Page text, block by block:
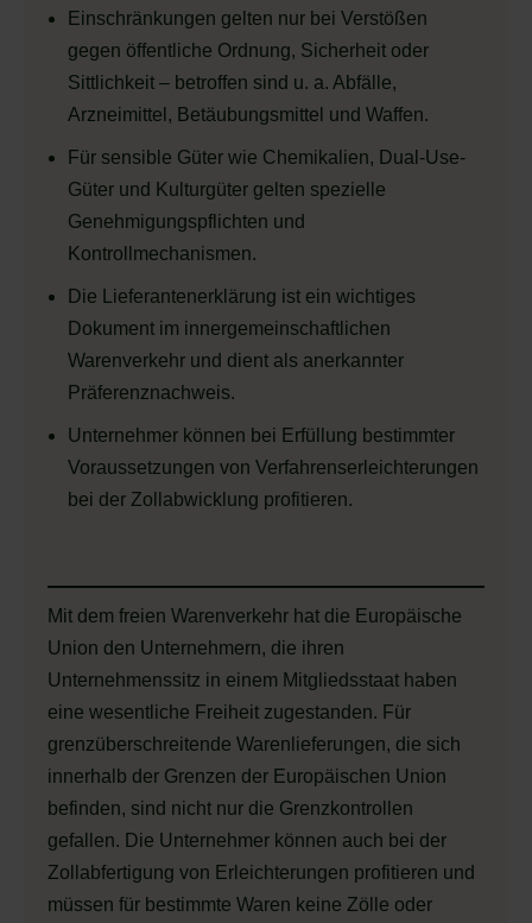
Einschränkungen gelten nur bei Verstößen
gegen öffentliche Ordnung, Sicherheit oder
Sittlichkeit – betroffen sind u. a. Abfälle,
Arzneimittel, Betäubungsmittel und Waffen.
Für sensible Güter wie Chemikalien, Dual-Use-
Güter und Kulturgüter gelten spezielle
Genehmigungspflichten und
Kontrollmechanismen.
Die Lieferantenerklärung ist ein wichtiges
Dokument im innergemeinschaftlichen
Warenverkehr und dient als anerkannter
Präferenznachweis.
Unternehmer können bei Erfüllung bestimmter
Voraussetzungen von Verfahrenserleichterungen
bei der Zollabwicklung profitieren.
Mit dem freien Warenverkehr hat die Europäische
Union den Unternehmern, die ihren
Unternehmenssitz in einem Mitgliedsstaat haben
eine wesentliche Freiheit zugestanden. Für
grenzüberschreitende Warenlieferungen, die sich
innerhalb der Grenzen der Europäischen Union
befinden, sind nicht nur die Grenzkontrollen
gefallen. Die Unternehmer können auch bei der
Zollabfertigung von Erleichterungen profitieren und
müssen für bestimmte Waren keine Zölle oder